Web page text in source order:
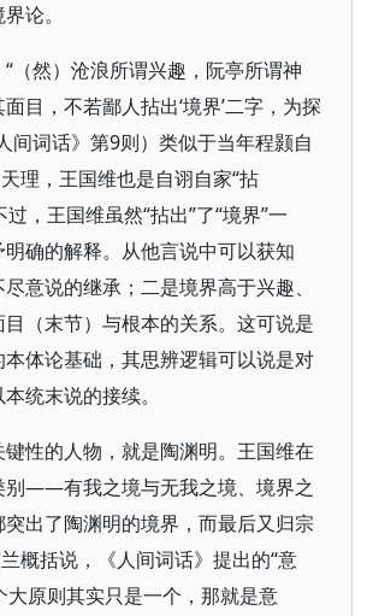
论。
（然）沧浪所谓兴趣，阮亭所谓神
目，不若鄙人拈出‘境界’二字，为探
间词话》第9则）类似于当年程颢自
理，王国维也是自诩自家“拈
过，王国维虽然“拈出”了“境界”一
确的解释。从他言说中可以获知
意说的继承；二是境界高于兴趣、
（末节）与根本的关系。这可说是
体论基础，其思辨逻辑可以说是对
统末说的接续。
性的人物，就是陶渊明。王国维在
别——有我之境与无我之境、境界之
出了陶渊明的境界，而最后又归宗
概括说，《人间词话》提出的“意
大原则其实只是一个，那就是意